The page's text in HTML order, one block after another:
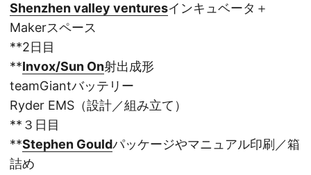
Shenzhen valley venturesインキュベータ＋
Makerスペース
**2日目
**Invox/Sun On射出成形
teamGiantバッテリー
Ryder EMS（設計／組み立て）
**３日目
**Stephen Gouldパッケージやマニュアル印刷／箱
詰め